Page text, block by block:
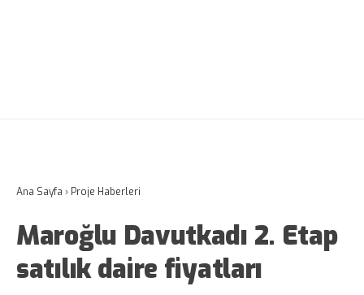
Ana Sayfa › Proje Haberleri
Maroğlu Davutkadı 2. Etap
satılık daire fiyatları